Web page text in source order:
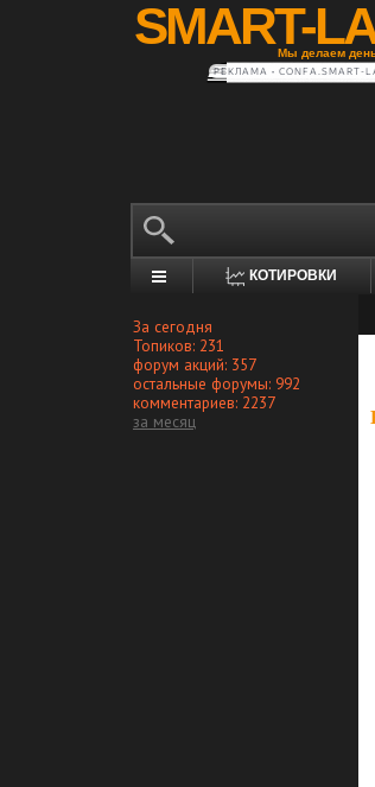
SMART-
Мы делаем
РЕКЛАМА • CONFA.SMART-
КОТИРОВКИ
За сегодня
Топиков: 231
форум акций: 357
остальные форумы: 992
комментариев: 2237
за месяц